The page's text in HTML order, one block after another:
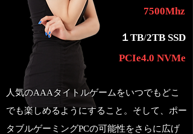
１TB/2​TB SSD
PCIe4.0 NVMe
7500Mhz
人気のAAAタイトルゲームをいつでもどこ
でも楽しめるようにすること。そして、ポー
タブルゲーミングPCの可能性をさらに広げ